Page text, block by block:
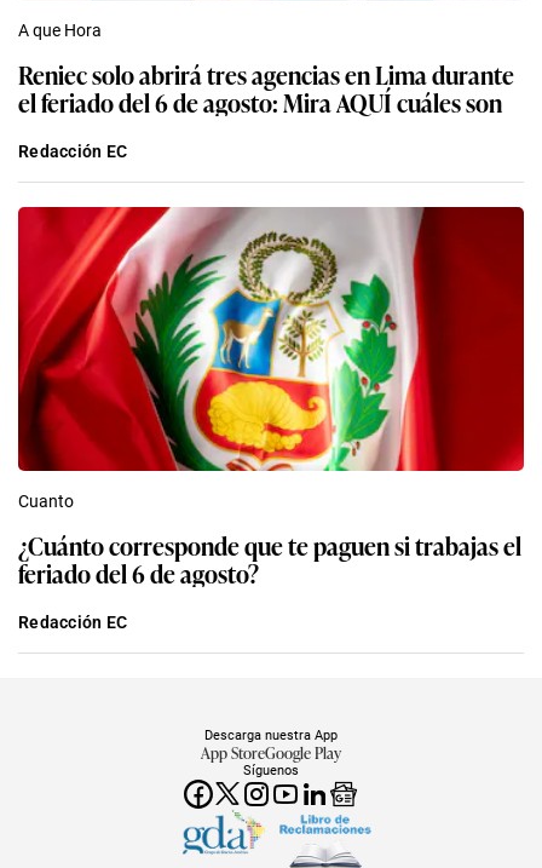
A que Hora
Reniec solo abrirá tres agencias en Lima durante
el feriado del 6 de agosto: Mira AQUÍ cuáles son
Redacción EC
Cuanto
¿Cuánto corresponde que te paguen si trabajas el
feriado del 6 de agosto?
Redacción EC
Síguenos
Descarga nuestra App
App StoreGoogle Play